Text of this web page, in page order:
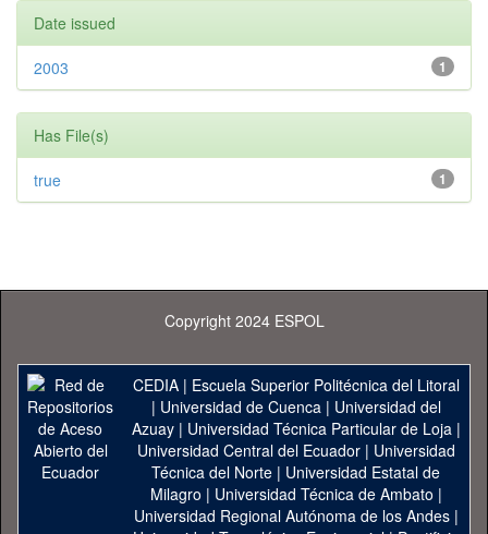
Date issued
1
2003
Has File(s)
1
true
Copyright 2024 ESPOL
CEDIA| Escuela Superior Politécnica del Litoral
| Universidad de Cuenca| Universidad del
Azuay| Universidad Técnica Particular de Loja|
Universidad Central del Ecuador| Universidad
Técnica del Norte | Universidad Estatal de
Milagro | Universidad Técnica de Ambato |
Universidad Regional Autónoma de los Andes|